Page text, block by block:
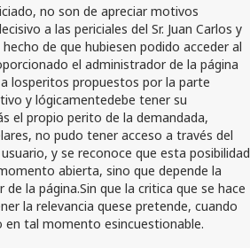
no son de apreciar motivos
a las periciales del Sr. Juan Carlos y
hecho de que hubiesen podido acceder al
el administrador de la página
losperitos propuestos por la parte
y lógicamentedebe tener su
el propio perito de la demandada,
no pudo tener acceso a través del
y se reconoce que esta posibilidad
abierta, sino que depende la
la página.Sin que la critica que se hace
la relevancia quese pretende, cuando
en tal momento esincuestionable.